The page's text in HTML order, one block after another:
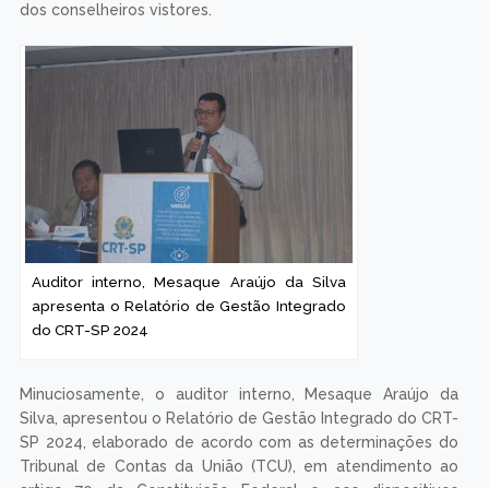
dos conselheiros vistores.
Auditor interno, Mesaque Araújo da Silva
apresenta o Relatório de Gestão Integrado
do CRT-SP 2024
Minuciosamente, o auditor interno, Mesaque Araújo da
Silva, apresentou o Relatório de Gestão Integrado do CRT-
SP 2024, elaborado de acordo com as determinações do
Tribunal de Contas da União (TCU), em atendimento ao